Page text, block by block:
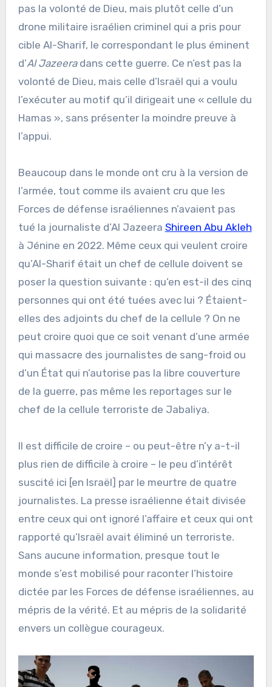
pas la volonté de Dieu, mais plutôt celle d’un
drone militaire israélien criminel qui a pris pour
cible Al-Sharif, le correspondant le plus éminent
d’Al Jazeeradans cette guerre. Ce n’est pas la
volonté de Dieu, mais celle d’Israël qui a voulu
l’exécuter au motif qu’il dirigeait une « cellule du
Hamas », sans présenter la moindre preuve à
l’appui.
Beaucoup dans le monde ont cru à la version de
l’armée, tout comme ils avaient cru que les
Forces de défense israéliennes n’avaient pas
tué la journaliste d’Al Jazeera Shireen Abu Akleh
à Jénine en 2022. Même ceux qui veulent croire
qu’Al-Sharif était un chef de cellule doivent se
poser la question suivante : qu’en est-il des cinq
personnes qui ont été tuées avec lui ? Étaient-
elles des adjoints du chef de la cellule ? On ne
peut croire quoi que ce soit venant d’une armée
qui massacre des journalistes de sang-froid ou
d’un État qui n’autorise pas la libre couverture
de la guerre, pas même les reportages sur le
chef de la cellule terroriste de Jabaliya.
Il est difficile de croire – ou peut-être n’y a-t-il
plus rien de difficile à croire – le peu d’intérêt
suscité ici [en Israël] par le meurtre de quatre
journalistes. La presse israélienne était divisée
entre ceux qui ont ignoré l’affaire et ceux qui ont
rapporté qu’Israël avait éliminé un terroriste.
Sans aucune information, presque tout le
monde s’est mobilisé pour raconter l’histoire
dictée par les Forces de défense israéliennes, au
mépris de la vérité. Et au mépris de la solidarité
envers un collègue courageux.